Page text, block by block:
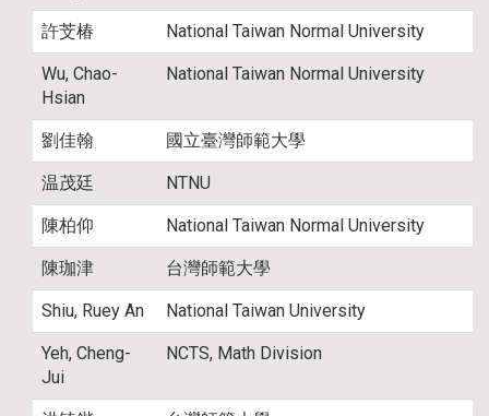
許芠椿 National Taiwan Normal University
Wu, Chao-
Hsian
National Taiwan Normal University
劉佳翰 國立臺灣師範大學
温茂廷 NTNU
陳柏仰 National Taiwan Normal University
陳珈津 台灣師範大學
Shiu, Ruey An National Taiwan University
Yeh, Cheng-
Jui
NCTS, Math Division